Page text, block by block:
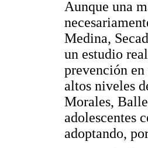
Aunque una
Medina,
un estudio
prevención
altos niveles
Morales,
adolescentes
adoptando,